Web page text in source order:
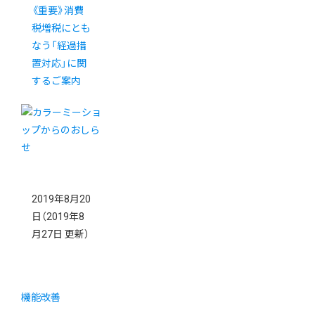
《重要》消費
税増税にとも
なう「経過措
置対応」に関
するご案内
2019年8月20
日 （2019年8
月27日 更新）
機能改善